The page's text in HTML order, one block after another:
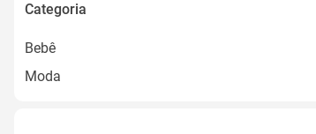
Categoria
Bebê
Moda